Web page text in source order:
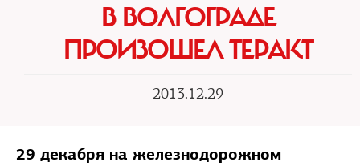
В ВОЛГОГРАДЕ
ПРОИЗОШЕЛ ТЕРАКТ
2013.12.29
29 декабря на железнодорожном